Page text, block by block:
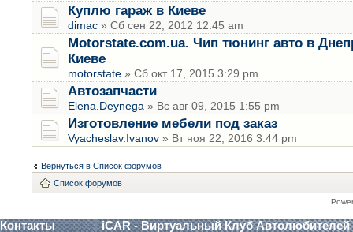
Куплю гараж в Киеве
dimac » Сб сен 22, 2012 12:45 am
Motorstate.com.ua. Чип тюнинг авто в
Киеве
motorstate » Сб окт 17, 2015 3:29 pm
Автозапчасти
Elena.Deynega » Вс авг 09, 2015 1:55 pm
Изготовление мебели под заказ
Vyacheslav.Ivanov » Вт ноя 22, 2016 3:44 pm
Вернуться в Список форумов
Список форумов
Контакты iCAR - Виртуальный Клуб Автолюбителей